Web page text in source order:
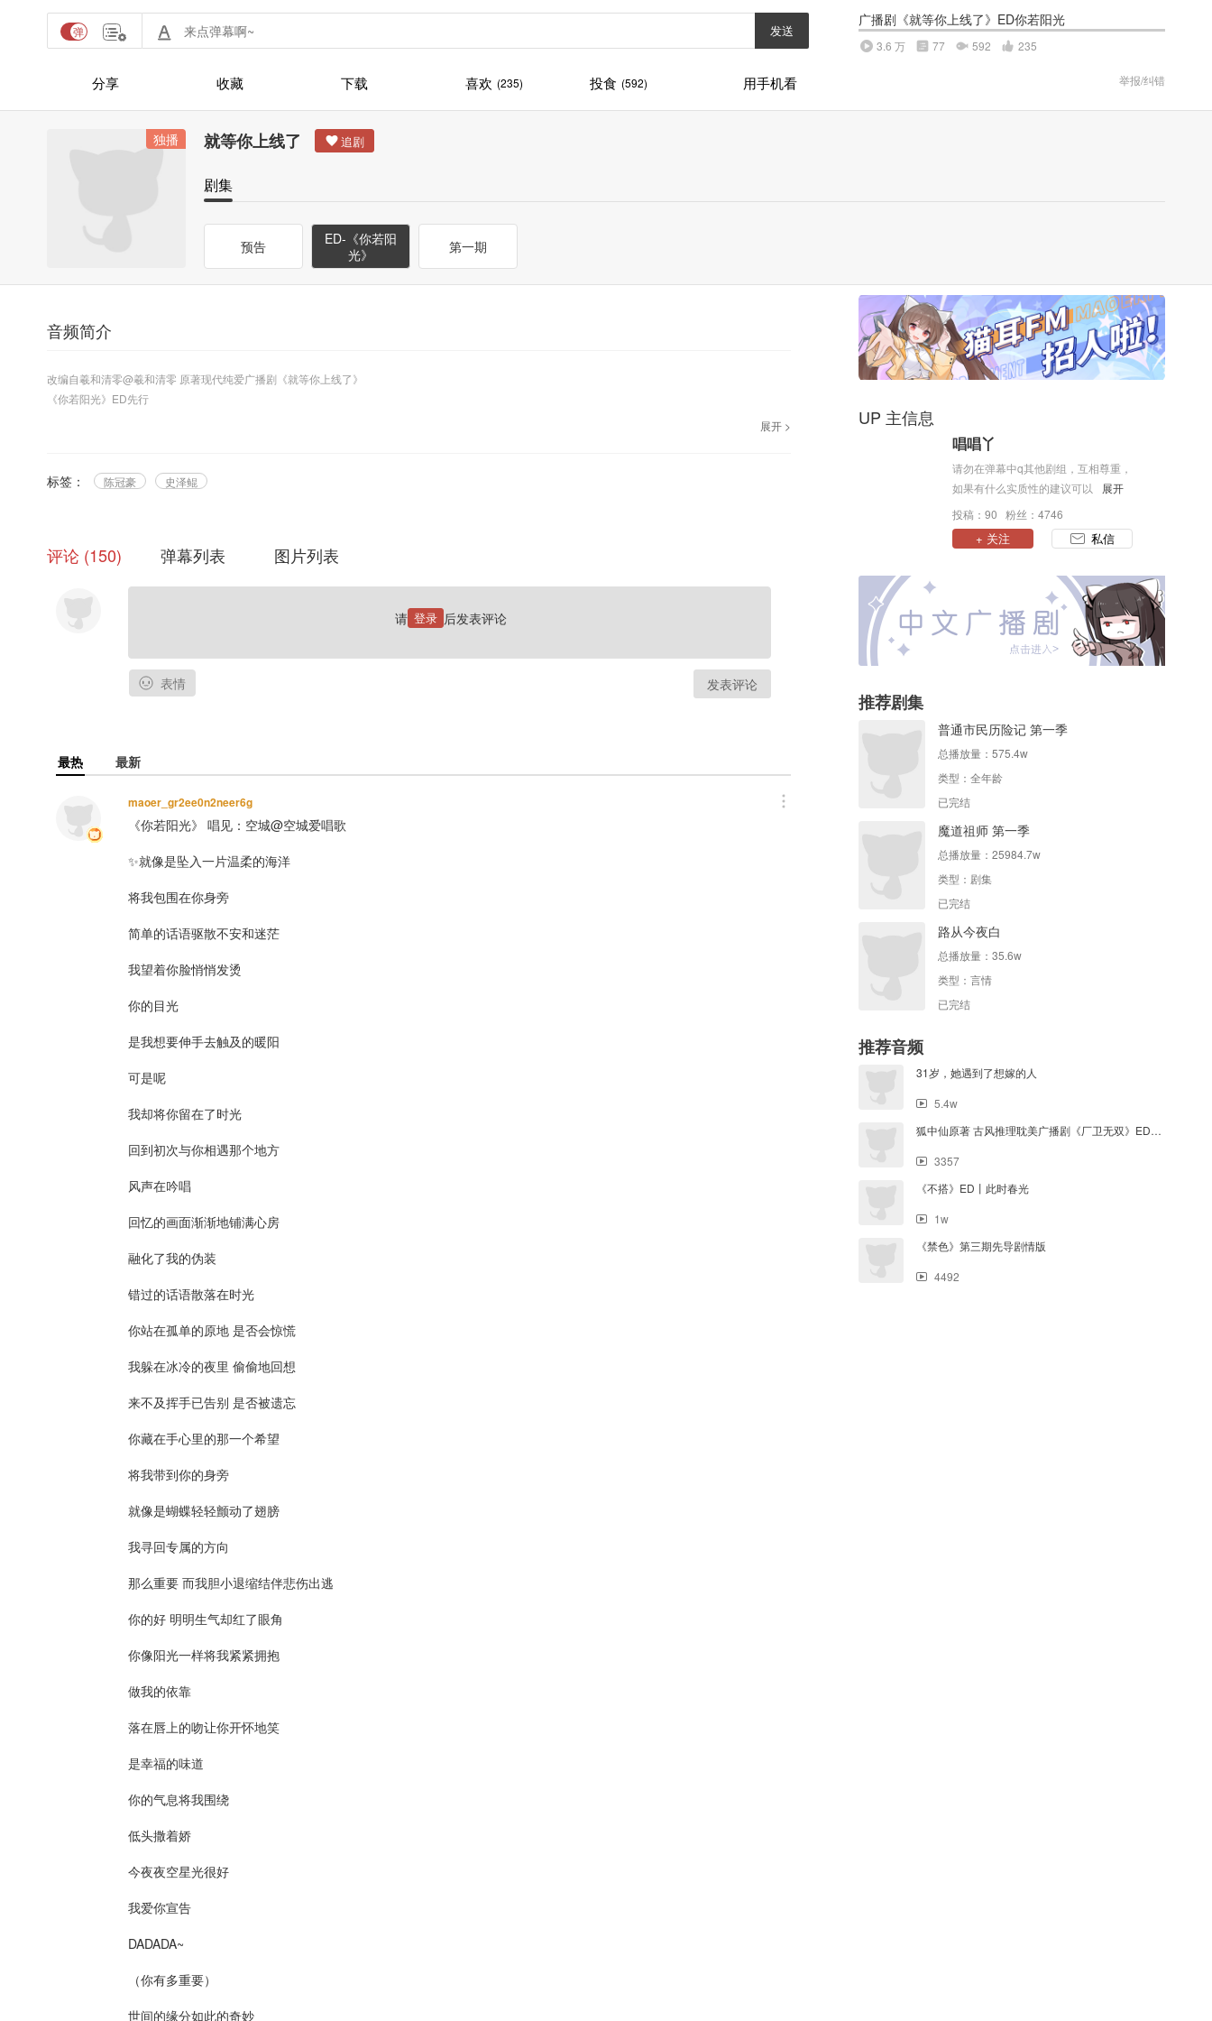
发送
分享 收藏 下载 喜欢 (235) 投食 (592) 用手机看
广播剧《就等你上线了》ED你若阳光
3.6 万 77 592 235
举报/纠错
独播 就等你上线了
剧集
预告
ED-《你若阳
光》
第一期
音频简介
改编自羲和清零@羲和清零 原著现代纯爱广播剧《就等你上线了》
《你若阳光》ED先行
策划：乱唱唱【浮声绘梦】
后期：思沂@大概就是辣个不正经的四姨
主役
就像是坠入一片温柔的海洋
将我包围在你身旁
你的目光
是我想要伸手去触及的暖阳
回到初次与你相遇那个地方
回忆的画面渐渐地铺满心房
错过的话语散落在时光
我躲在冰冷的夜里 偷偷地回想
你藏在手心里的那一个希望
将我带到你的身旁
就像是蝴蝶轻轻颤动了翅膀
你的好 明明生气却红了眼角
你像阳光一样将我紧紧拥抱
落在唇上的吻让你开怀地笑
世间的缘分如此的奇妙
谢谢你没有放弃我
【声明】本作品中采用的音乐、音效等素材均来自于互联网，著作权归原作者或发行公司所有。本作品仅供于配音爱好者个人学习和交流使用，未经允许严
展开 >
标签： 陈冠豪 史泽鲲
评论 150 弹幕列表 图片列表
请 登录 后发表评论
表情 发表评论
最热 最新
maoer_gr2ee0n2neer6g
《你若阳光》 唱见：空城@空城爱唱歌
✨就像是坠入一片温柔的海洋
将我包围在你身旁
简单的话语驱散不安和迷茫
我望着你脸悄悄发烫
你的目光
是我想要伸手去触及的暖阳
可是呢
我却将你留在了时光
回到初次与你相遇那个地方
风声在吟唱
回忆的画面渐渐地铺满心房
融化了我的伪装
错过的话语散落在时光
你站在孤单的原地 是否会惊慌
我躲在冰冷的夜里 偷偷地回想
来不及挥手已告别 是否被遗忘
你藏在手心里的那一个希望
将我带到你的身旁
就像是蝴蝶轻轻颤动了翅膀
我寻回专属的方向
那么重要 而我胆小退缩结伴悲伤出逃
你的好 明明生气却红了眼角
你像阳光一样将我紧紧拥抱
做我的依靠
落在唇上的吻让你开怀地笑
是幸福的味道
你的气息将我围绕
低头撒着娇
今夜夜空星光很好
我爱你宣告
DADADA~
（你有多重要）
世间的缘分如此的奇妙
UP 主信息
唱唱丫
请勿在弹幕中q其他剧组，互相尊重，
如果有什么实质性的建议可以私信告
知，唱唱会努力肝好下一期，谢谢。
展开
投稿：90 粉丝：4746
+ 关注 私信
推荐剧集
普通市民历险记 第一季
总播放量： 575.4w
类型： 全年龄
已完结
魔道祖师 第一季
总播放量： 25984.7w
类型： 剧集
已完结
路从今夜白
总播放量： 35.6w
类型： 言情
已完结
推荐音频
31岁，她遇到了想嫁的人
5.4w
狐中仙原著 古风推理耽美广播剧《厂卫无双》ED《故人归人》
3357
《不搭》ED丨此时春光
1w
《禁色》第三期先导剧情版
4492